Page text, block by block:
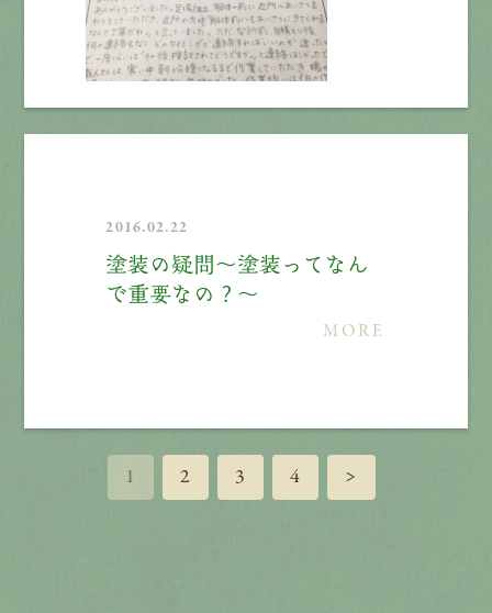
2016.02.22
塗装の疑問〜塗装ってなん
で重要なの？〜
MORE
1 2 3 4 >